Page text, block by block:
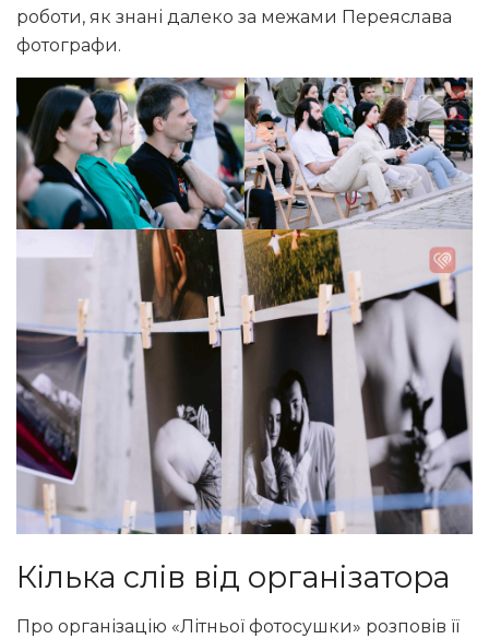
роботи, як знані далеко за межами Переяслава
фотографи.
Кілька слів від організатора
Про організацію «Літньої фотосушки» розповів її